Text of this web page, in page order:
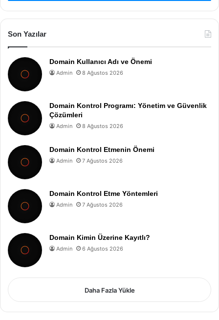
Son Yazılar
Domain Kullanıcı Adı ve Önemi
Admin 8 Ağustos 2026
Domain Kontrol Programı: Yönetim ve Güvenlik
Çözümleri
Admin 8 Ağustos 2026
Domain Kontrol Etmenin Önemi
Admin 7 Ağustos 2026
Domain Kontrol Etme Yöntemleri
Admin 7 Ağustos 2026
Domain Kimin Üzerine Kayıtlı?
Admin 6 Ağustos 2026
Daha Fazla Yükle